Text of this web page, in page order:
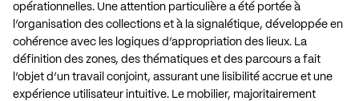
opérationnelles. Une attention particulière a été portée à
l’organisation des collections et à la signalétique, développée en
cohérence avec les logiques d’appropriation des lieux. La
définition des zones, des thématiques et des parcours a fait
l’objet d’un travail conjoint, assurant une lisibilité accrue et une
expérience utilisateur intuitive. Le mobilier, majoritairement